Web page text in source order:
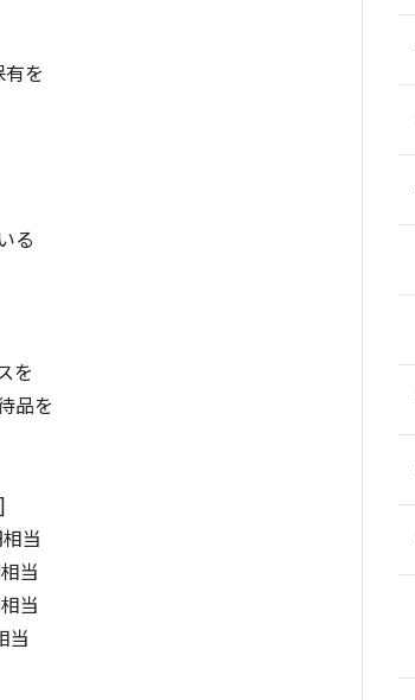
を
る
を
品を
当
当
当